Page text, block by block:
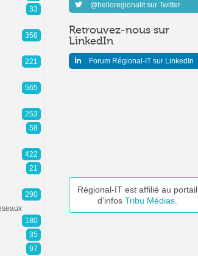
@helloregionalit sur Twitter
Retrouvez-nous sur
LinkedIn
Forum Régional-IT sur LinkedIn
Régional-IT est affilié au portail
d’infos Tribu Médias
33
358
221
565
253
58
422
21
290
180
35
97